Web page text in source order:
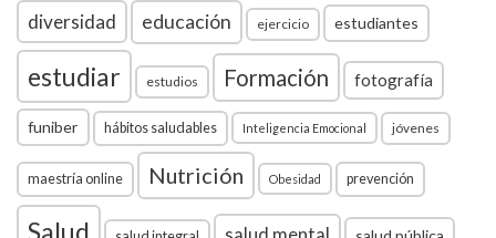
diversidad educación ejercicio estudiantes
estudiar estudios Formación fotografía
funiber hábitos saludables Inteligencia Emocional jóvenes
maestría online Nutrición Obesidad prevención
Salud